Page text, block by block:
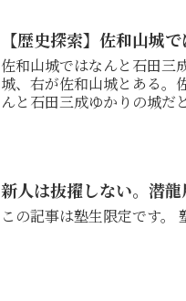
【歴史探索】佐和山城
佐和山城ではなんと石田三成に会えた。 彦根駅の改札を
城、右が佐和山城とある。佐和山
んと石田三成ゆかりの城だと判明。 ここらの場所では「石田三成
新人は抜擢しない。潜
この記事は塾生限定です。